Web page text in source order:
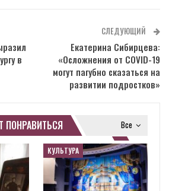
в
СЛЕДУЮЩИЙ
Екатерина Сибирцева:
«Осложнения от COVID-19
могут пагубно сказаться на
развитии подростков»
Все
ПОНРАВИТЬСЯ
КУЛЬТУРА